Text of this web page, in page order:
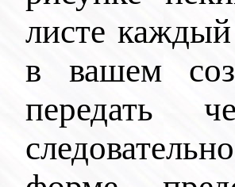
листе
в вашем
передать